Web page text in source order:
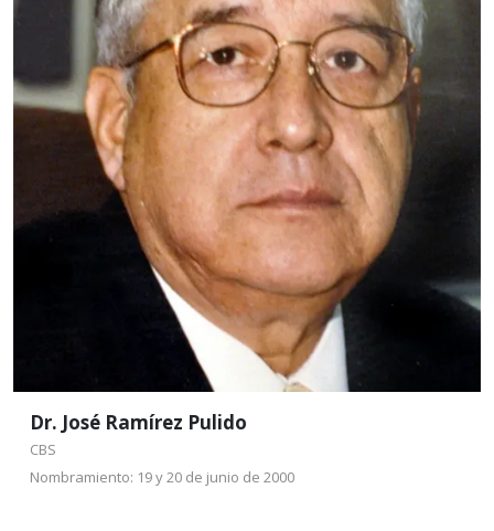
Dr. José Ramírez Pulido
CBS
Nombramiento: 19 y 20 de junio de 2000
Doctor en Ciencias (Biología) por la Facultad de
Ciencias de la UNAM. Profesor Investigador del
Departamento de Biología de la UAM Iztapalapa y
nombrado Profesor Distinguido desde el año 2000.
Leer más